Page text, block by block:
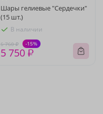
Шары гелиевые "Сердечки"
(15 шт.)
В наличии
6 760 ₽ -15%
5 750 ₽